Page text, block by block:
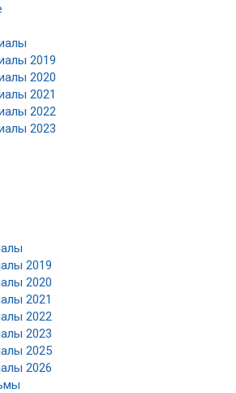
2019
2020
2021
2022
2023
2019
2020
2021
2022
2023
2025
2026